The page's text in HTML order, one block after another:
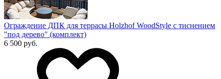
Ограждение ДПК для террасы Holzhof WoodStyle с тиснением
"под дерево" (комплект)
6 500 руб.